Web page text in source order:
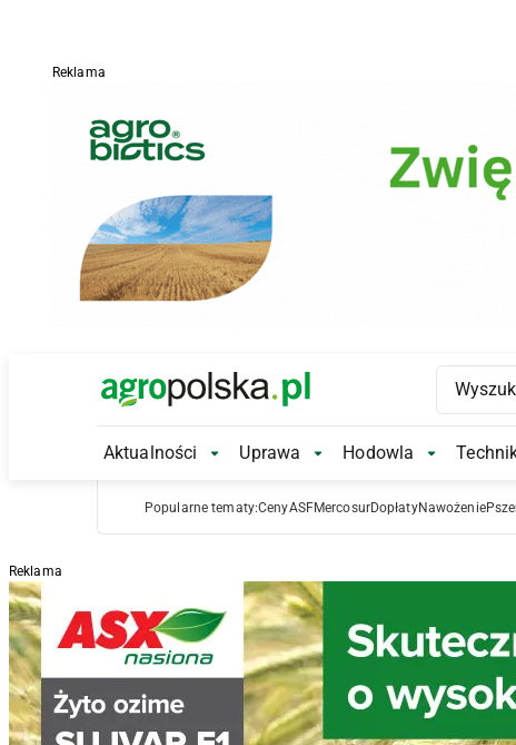
Reklama
Main Logo
Aktualności Aktualności Submenu
Uprawa Uprawa Submenu
Hodowla Hodowla
Popularne tematy:CenyASFMercosurDopłatyNawożenie
Reklama